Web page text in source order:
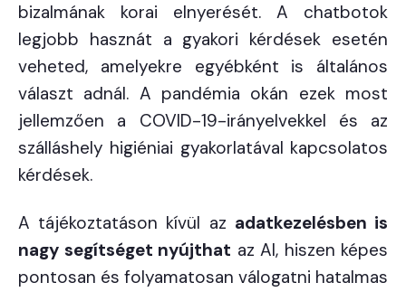
bizalmának korai elnyerését. A chatbotok
legjobb hasznát a gyakori kérdések esetén
veheted, amelyekre egyébként is általános
választ adnál. A pandémia okán ezek most
jellemzően a COVID-19-irányelvekkel és az
szálláshely higiéniai gyakorlatával kapcsolatos
kérdések.
A tájékoztatáson kívül az adatkezelésben is
nagy segítséget nyújthat az AI, hiszen képes
pontosan és folyamatosan válogatni hatalmas